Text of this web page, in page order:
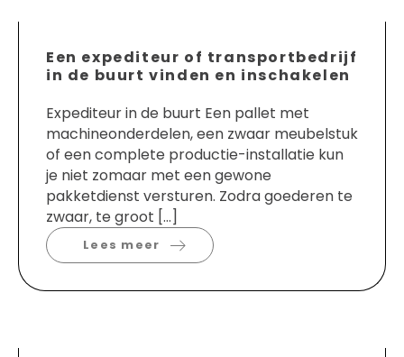
Een expediteur of transportbedrijf
in de buurt vinden en inschakelen
Expediteur in de buurt Een pallet met
machineonderdelen, een zwaar meubelstuk
of een complete productie-installatie kun
je niet zomaar met een gewone
pakketdienst versturen. Zodra goederen te
zwaar, te groot […]
Lees meer